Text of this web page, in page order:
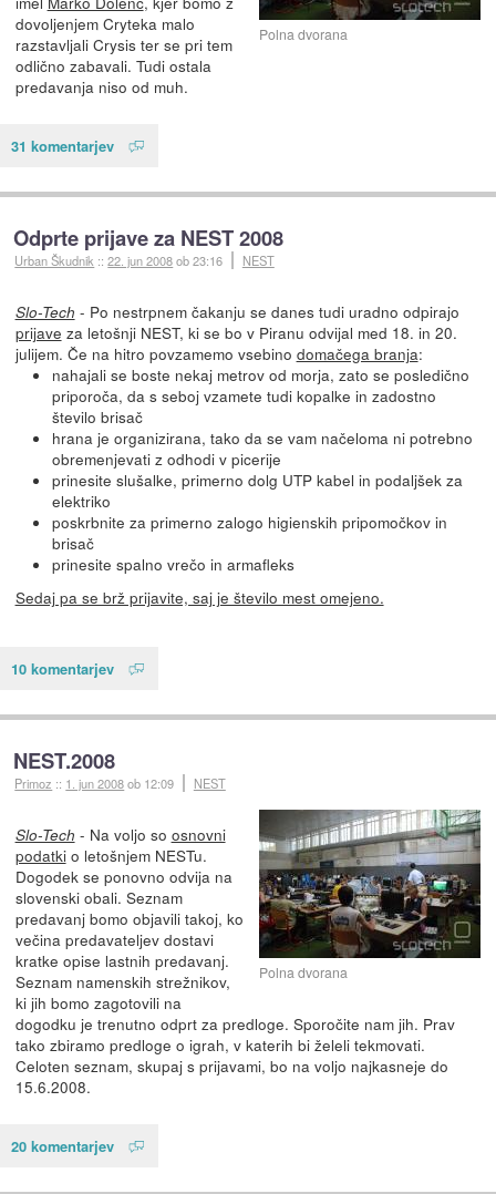
Polna dvorana
dovoljenjem Cryteka malo
razstavljali Crysis ter se pri tem
odlično zabavali. Tudi ostala
predavanja niso od muh.
31 komentarjev
Odprte prijave za NEST 2008
Urban Škudnik ::22. jun 2008ob 23:16 NEST
Slo-Tech - Po nestrpnem čakanju se danes tudi uradno odpirajo
prijave za letošnji NEST, ki se bo v Piranu odvijal med 18. in 20.
julijem. Če na hitro povzamemo vsebino domačega branja:
nahajali se boste nekaj metrov od morja, zato se posledično
priporoča, da s seboj vzamete tudi kopalke in zadostno
število brisač
hrana je organizirana, tako da se vam načeloma ni potrebno
obremenjevati z odhodi v picerije
prinesite slušalke, primerno dolg UTP kabel in podaljšek za
elektriko
poskrbnite za primerno zalogo higienskih pripomočkov in
brisač
prinesite spalno vrečo in armafleks
Sedaj pa se brž prijavite, saj je število mest omejeno.
10 komentarjev
NEST.2008
Primoz :: 1. jun 2008ob 12:09 NEST
Polna dvorana
Slo-Tech - Na voljo so osnovni
podatkio letošnjem NESTu.
Dogodek se ponovno odvija na
slovenski obali. Seznam
predavanj bomo objavili takoj, ko
večina predavateljev dostavi
kratke opise lastnih predavanj.
Seznam namenskih strežnikov,
ki jih bomo zagotovili na
dogodku je trenutno odprt za predloge. Sporočite nam jih. Prav
tako zbiramo predloge o igrah, v katerih bi želeli tekmovati.
Celoten seznam, skupaj s prijavami, bo na voljo najkasneje do
15.6.2008.
20 komentarjev